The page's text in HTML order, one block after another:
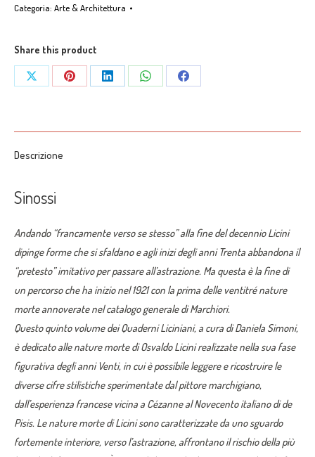
nature
di
Osvaldo
Licini”
quantità
Categoria: Arte & Architettura
Share this product
Share
Share
Share
Share
Share
Descrizione
Sinossi
Andando “francamente verso se stesso” alla fine del decennio Licini
dipinge forme che si sfaldano e agli inizi degli anni Trenta abbandona il
“pretesto” imitativo per passare all’astrazione. Ma questa è la fine di
un percorso che ha inizio nel 1921 con la prima delle ventitré nature
morte annoverate nel catalogo generale di Marchiori.
Questo quinto volume dei Quaderni Liciniani, a cura di Daniela Simoni,
è dedicato alle nature morte di Osvaldo Licini realizzate nella sua fase
figurativa degli anni Venti, in cui è possibile leggere e ricostruire le
diverse cifre stilistiche sperimentate dal pittore marchigiano,
dall’esperienza francese vicina a Cézanne al Novecento italiano di de
Pisis. Le nature morte di Licini sono caratterizzate da uno sguardo
fortemente interiore, verso l’astrazione, affrontano il rischio della più